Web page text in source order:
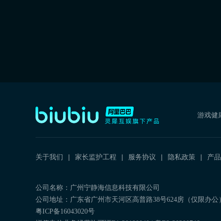
游戏健
关于我们 家长监护工程 服务协议 隐私政策 产
公司名称：广州宁静海信息科技有限公司
公司地址：广东省广州市天河区高普路38号624房（仅限办公
粤ICP备16043020号